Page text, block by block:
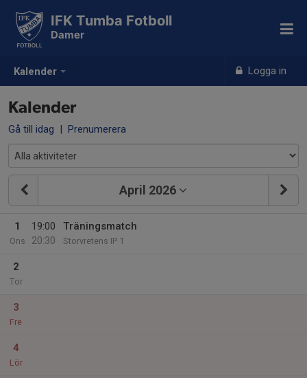
Kalender Logga in
IFK Tumba Fotboll
Damer
Kalender
Gå till idag | Prenumerera
April 2026
1
Ons
19:00
20:30
Träningsmatch
Storvretens IP 1
2
Tor
3
Fre
4
Lör